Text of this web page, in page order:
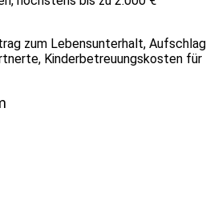
zum Lebensunterhalt, Aufschlag
Kinderbetreuungskosten für